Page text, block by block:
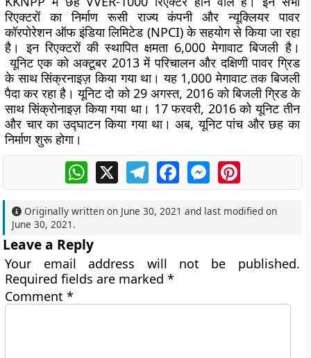
रिएक्टरों का निर्माण रूसी राज्य कंपनी और न्यूक्लियर पावर
कॉरपोरेशन ऑफ इंडिया लिमिटेड (NPCI) के सहयोग से किया जा रहा
है। इन रिएक्टरों की स्थापित क्षमता 6,000 मेगावाट बिजली है।
यूनिट एक को अक्टूबर 2013 में परिचालन और दक्षिणी पावर ग्रिड
के साथ सिंक्रनाइज़ किया गया था। यह 1,000 मेगावाट तक बिजली
पैदा कर रहा है। यूनिट दो को 29 अगस्त, 2016 को बिजली ग्रिड के
साथ सिंक्रोनाइज़ किया गया था। 17 फरवरी, 2016 को यूनिट तीन
और चार का उद्घाटन किया गया था। अब, यूनिट पांच और छह का
निर्माण शुरू होगा।
WhatsApp
X TelegramFacebookMessengerPinterest
Originally written on June 30, 2021 and last modified on
June 30, 2021 .
Leave a Reply
Your email address will not be published.
Required fields are marked*
Comment*